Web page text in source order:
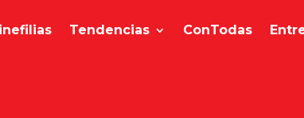
Tendencias ConTodas